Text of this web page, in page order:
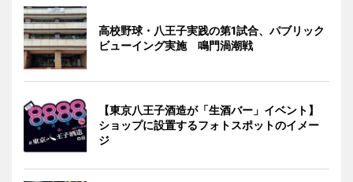
高校野球・八王子実践の第1試合、パブリック
ビューイング実施 鳴門渦潮戦
【東京八王子酒造が「生酒バー」イベント】
ショップに設置するフォトスポットのイメー
ジ